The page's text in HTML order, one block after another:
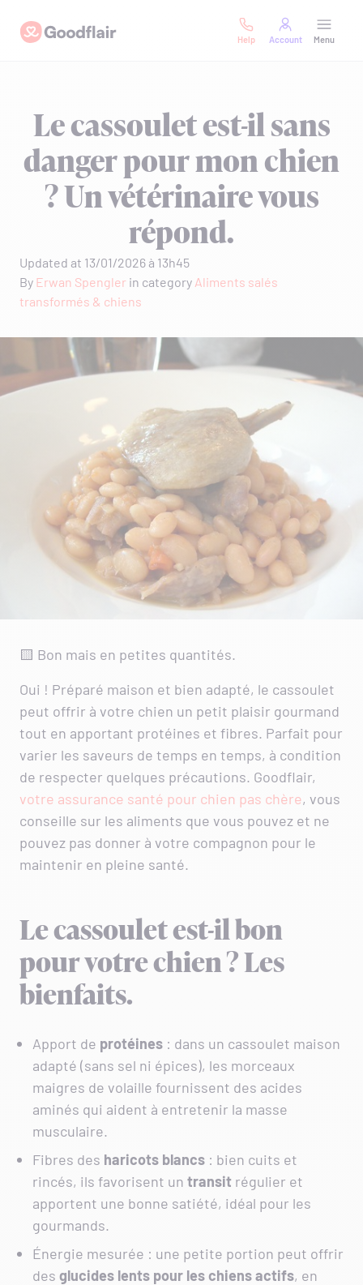
content
Goodflair
Help Account Menu
Le cassoulet est-il sans
danger pour mon chien
? Un vétérinaire vous
répond.
Updated at 13/01/2026 à 13h45
By Erwan Spengler in category Aliments salés
transformés & chiens
🟨 Bon mais en petites quantités.
Oui ! Préparé maison et bien adapté, le cassoulet
peut offrir à votre chien un petit plaisir gourmand
tout en apportant protéines et fibres. Parfait pour
varier les saveurs de temps en temps, à condition
de respecter quelques précautions. Goodflair,
votre assurance santé pour chien pas chère, vous
conseille sur les aliments que vous pouvez et ne
pouvez pas donner à votre compagnon pour le
maintenir en pleine santé.
Le cassoulet est-il bon
pour votre chien ? Les
bienfaits.
Apport de protéines : dans un cassoulet maison
adapté (sans sel ni épices), les morceaux
maigres de volaille fournissent des acides
aminés qui aident à entretenir la masse
musculaire.
Fibres des haricots blancs : bien cuits et
rincés, ils favorisent un transit régulier et
apportent une bonne satiété, idéal pour les
gourmands.
Énergie mesurée : une petite portion peut offrir
des glucides lents pour les chiens actifs, en